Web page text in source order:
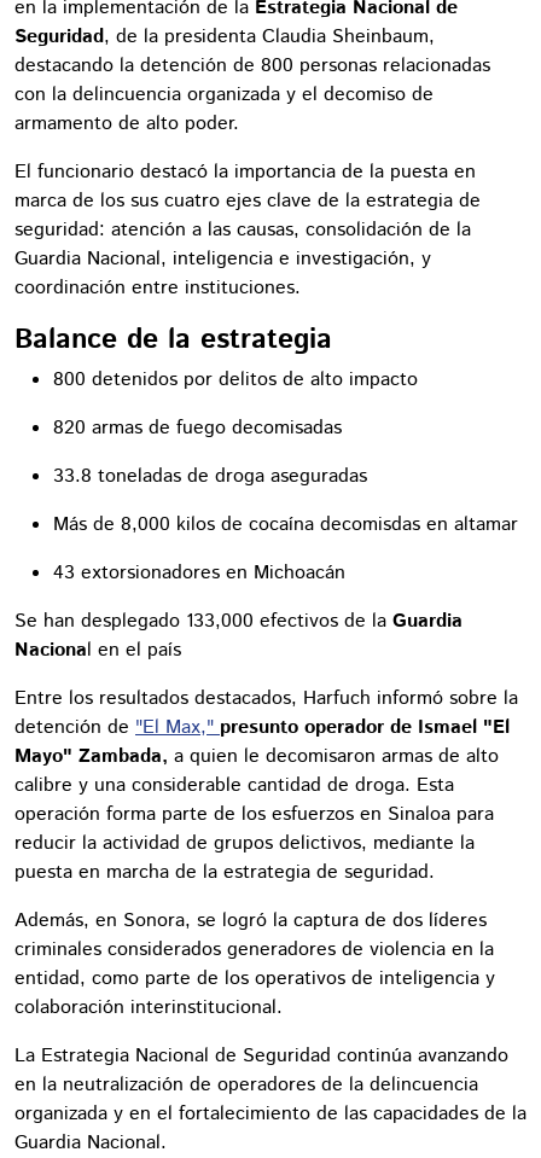
en la implementación de la Estrategia Nacional de
Seguridad, de la presidenta Claudia Sheinbaum,
destacando la detención de 800 personas relacionadas
con la delincuencia organizada y el decomiso de
armamento de alto poder.
El funcionario destacó la importancia de la puesta en
marca de los sus cuatro ejes clave de la estrategia de
seguridad: atención a las causas, consolidación de la
Guardia Nacional, inteligencia e investigación, y
coordinación entre instituciones.
Balance de la estrategia
800 detenidos por delitos de alto impacto
820 armas de fuego decomisadas
33.8 toneladas de droga aseguradas
Más de 8,000 kilos de cocaína decomisdas en altamar
43 extorsionadores en Michoacán
Se han desplegado 133,000 efectivos de la Guardia
Nacional en el país
Entre los resultados destacados, Harfuch informó sobre la
detención de "El Max," presunto operador de Ismael "El
Mayo" Zambada, a quien le decomisaron armas de alto
calibre y una considerable cantidad de droga. Esta
operación forma parte de los esfuerzos en Sinaloa para
reducir la actividad de grupos delictivos, mediante la
puesta en marcha de la estrategia de seguridad.
Además, en Sonora, se logró la captura de dos líderes
criminales considerados generadores de violencia en la
entidad, como parte de los operativos de inteligencia y
colaboración interinstitucional.
La Estrategia Nacional de Seguridad continúa avanzando
en la neutralización de operadores de la delincuencia
organizada y en el fortalecimiento de las capacidades de la
Guardia Nacional.